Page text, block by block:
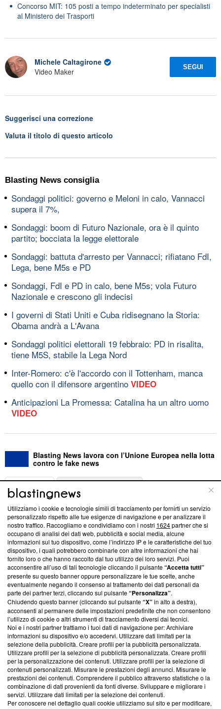
Concorso MIT: 105 posti a tempo indeterminato per specialisti
al Ministero dei Trasporti
Michele Caltagirone
Video Maker
SEGUI
Suggerisci una correzione
Valuta il titolo di questo articolo
Blasting News consiglia
Sondaggi politici: governo e Meloni in calo, Vannacci
supera il 7%,
Sondaggi: boom di Futuro Nazionale, ora è il quinto
partito; bocciata la legge elettorale
Sondaggi: battuta d'arresto per Vannacci; rifiatano FdI,
Lega, bene M5s e PD
Sondaggi, FdI e PD in calo, bene M5s; vola Futuro
Nazionale e crescono gli indecisi
I governi di Stati Uniti e Cuba ridisegnano la Storia:
Obama andrà a L'Avana
Sondaggi politici elettorali 19 febbraio: PD in risalita,
tiene M5S, stabile la Lega Nord
Inter-Romero: c'è l'accordo con il Tottenham, manca
quello con il difensore argentino VIDEO
Anticipazioni La Promessa: Catalina ha un altro uomo
VIDEO
Blasting News lavora con l’Unione Europea nella lotta
contro le fake news
ABOUT
Questa sezione offre informazioni trasparenti su Blasting
News, sui nostri processi editoriali e su come ci impegniamo a
creare news di qualità. Inoltre, afferma la nostra aderenza a
‘Trust Project - News with Integrity’Blasting News non è
ancora membro del programma, ma ha richiesto di farne
parte; Trust Project non ha ancora effettuato una verifica di
conformità agli standard.
Su di noi
Team editoriale
Corporate
Redazione
Informativa Privacy
Cookie Policy
Blasting SA, IDI CHE-247.845.224, Via Carlo Frasca, 3 - 6900
Utilizziamo i cookie e tecnologie simili di tracciamento per fornirti un servizio
personalizzato rispetto alle tue esigenze di navigazione e per analizzare il
nostro traffico. Raccogliamo e condividiamo con i nostri 1624partner che si
occupano di analisi dei dati web, pubblicità e social media, alcune
informazioni sul tuo dispositivo, come l’indirizzo IP e le caratteristiche del tuo
dispositivo, i quali potrebbero combinarle con altre informazioni che hai
fornito loro o che hanno raccolto dal tuo utilizzo dei loro servizi. Puoi
acconsentire all’uso di tali tecnologie cliccando il pulsante“Accetta tutti”
presente su questo banner oppure personalizzare le tue scelte, anche
eventualmente negando il consenso al trattamento dei dati personali da
parte dei partner terzi, cliccando sul pulsante“Personalizza”.
Chiudendo questo banner (cliccando sul pulsante“X”in alto a destra),
acconsenti al permanere delle impostazioni predefinite che non consentono
l’utilizzo di cookie o altri strumenti di tracciamento diversi dai tecnici.
Noi e i nostri partner trattiamo i tuoi dati di navigazione per: Archiviare
informazioni su dispositivo e/o accedervi. Utilizzare dati limitati per la
selezione della pubblicità. Creare profili per la pubblicità personalizzata.
Utilizzare profili per la selezione di pubblicità personalizzata. Creare profili
per la personalizzazione dei contenuti. Utilizzare profili per la selezione di
contenuti personalizzati. Misurare le prestazioni degli annunci. Misurare le
prestazioni dei contenuti. Comprendere il pubblico attraverso statistiche o la
combinazione di dati provenienti da fonti diverse. Sviluppare e migliorare i
servizi. Utilizzare dati limitati per la selezione dei contenuti.
Per conoscere nel dettaglio quali cookie utilizziamo sul sito e per modificare,